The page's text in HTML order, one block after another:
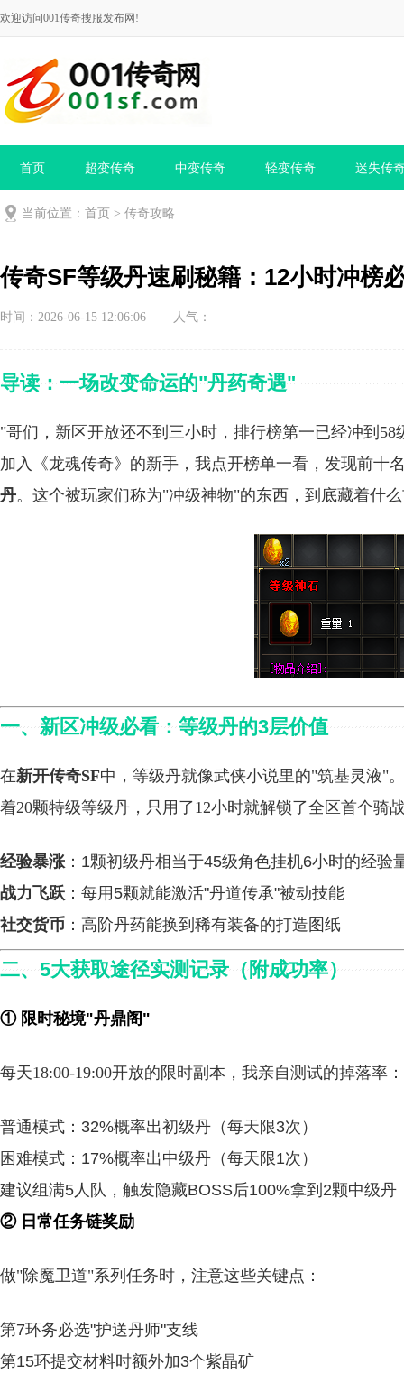
欢迎访问001传奇搜服发布网!
首页 超变传奇 中变传奇 轻变传奇 迷失传
当前位置： 首页 > 传奇攻略
传奇SF等级丹速刷秘籍：12小时冲榜
时间：2026-06-15 12:06:06 人气：
导读：一场改变命运的"丹药奇遇"
"哥们，新区开放还不到三小时，排行榜第一已经冲到
加入《龙魂传奇》的新手，我点开榜单一看，发现前
丹。这个被玩家们称为"冲级神物"的东西，到底藏着
一、新区冲级必看：等级丹的3层价值
在新开传奇SF中，等级丹就像武侠小说里的"筑基灵液"
着20颗特级等级丹，只用了12小时就解锁了全区首个骑
经验暴涨 ：1颗初级丹相当于45级角色挂机6小时的经验
战力飞跃 ：每用5颗就能激活"丹道传承"被动技能
社交货币 ：高阶丹药能换到稀有装备的打造图纸
二、5大获取途径实测记录（附成功率）
① 限时秘境"丹鼎阁"
每天18:00-19:00开放的限时副本，我亲自测试的掉落率：
普通模式：32%概率出初级丹（每天限3次）
困难模式：17%概率出中级丹（每天限1次）
建议组满5人队，触发隐藏BOSS后100%拿到2颗中级丹
② 日常任务链奖励
做"除魔卫道"系列任务时，注意这些关键点：
第7环务必选"护送丹师"支线
第15环提交材料时额外加3个紫晶矿